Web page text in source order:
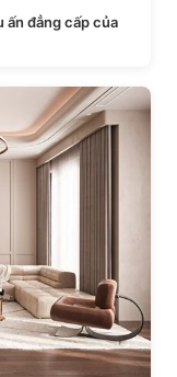
ấn đẳng cấp của